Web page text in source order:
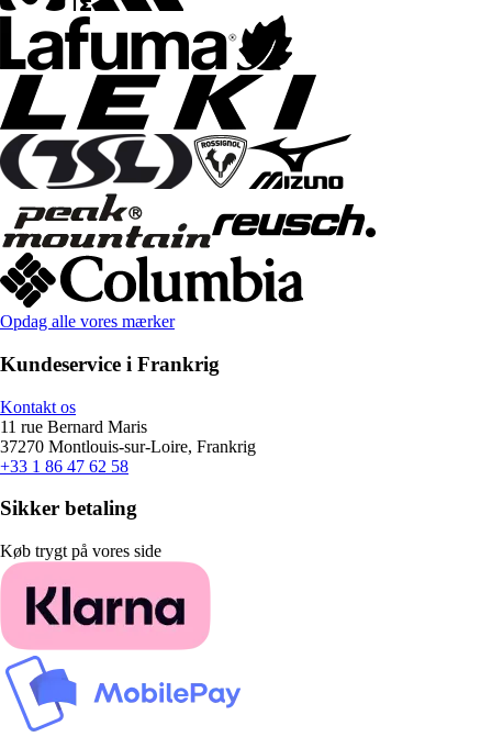
Opdag alle vores mærker
Kundeservice i Frankrig
Kontakt os
11 rue Bernard Maris
37270 Montlouis-sur-Loire, Frankrig
+33 1 86 47 62 58
Sikker betaling
Køb trygt på vores side